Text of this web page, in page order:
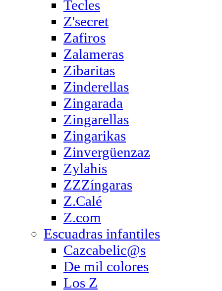
Tecles
Z'secret
Zafiros
Zalameras
Zibaritas
Zinderellas
Zingarada
Zingarellas
Zingarikas
Zinvergüenzaz
Zylahis
ZZZíngaras
Z.Calé
Z.com
Escuadras infantiles
Cazcabelic@s
De mil colores
Los Z